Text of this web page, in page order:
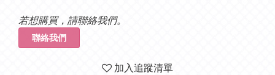
若想購買，請聯絡我們。
聯絡我們
加入追蹤清單